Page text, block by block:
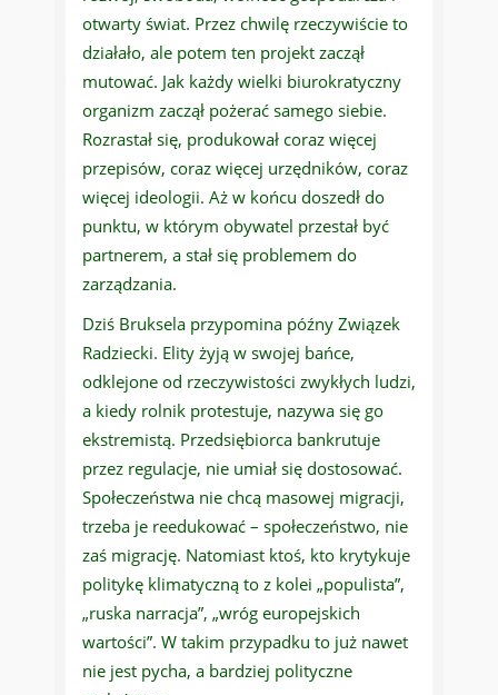
otwarty świat. Przez chwilę rzeczywiście to
działało, ale potem ten projekt zaczął
mutować. Jak każdy wielki biurokratyczny
organizm zaczął pożerać samego siebie.
Rozrastał się, produkował coraz więcej
przepisów, coraz więcej urzędników, coraz
więcej ideologii. Aż w końcu doszedł do
punktu, w którym obywatel przestał być
partnerem, a stał się problemem do
zarządzania.
Dziś Bruksela przypomina późny Związek
Radziecki. Elity żyją w swojej bańce,
odklejone od rzeczywistości zwykłych ludzi,
a kiedy rolnik protestuje, nazywa się go
ekstremistą. Przedsiębiorca bankrutuje
przez regulacje, nie umiał się dostosować.
Społeczeństwa nie chcą masowej migracji,
trzeba je reedukować – społeczeństwo, nie
zaś migrację. Natomiast ktoś, kto krytykuje
politykę klimatyczną to z kolei „populista”,
„ruska narracja”, „wróg europejskich
wartości”. W takim przypadku to już nawet
nie jest pycha, a bardziej polityczne